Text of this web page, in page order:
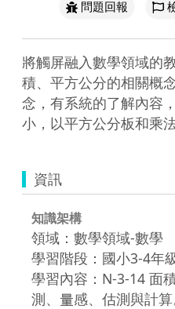
問題回報
將觸屏融入數學領域的
積、平方公分的相關概
念，有系統的了解內容
小，以平方公分板和乘
資訊
知識架構
領域：數學領域-數學
學習階段：國小3-4年
學習內容：N-3-14 面
測、量感、估測與計算